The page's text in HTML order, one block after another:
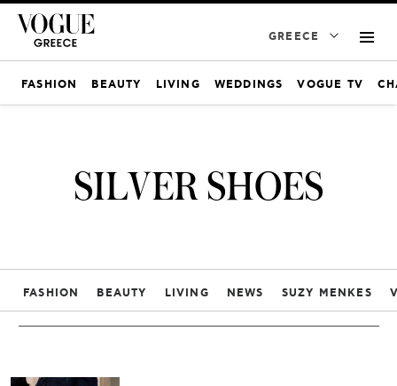
GREECE
FASHION BEAUTY LIVING WEDDINGS VOGUE TV
SILVER SHOES
FASHION BEAUTY LIVING NEWS SUZY MENKES